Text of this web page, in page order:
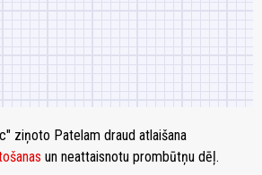
ziņoto Patelam draud atlaišana
un neattaisnotu prombūtņu dēļ.